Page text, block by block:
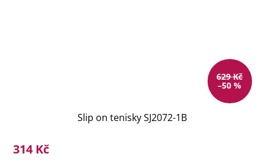
629 Kč
–50 %
Slip on tenisky SJ2072-1B
314 Kč